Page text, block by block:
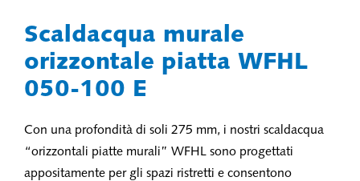
Scaldacqua murale
orizzontale piatta WFHL
050-100 E
Con una profondità di soli 275 mm, i nostri scaldacqua
“orizzontali piatte murali” WFHL sono progettati
appositamente per gli spazi ristretti e consentono